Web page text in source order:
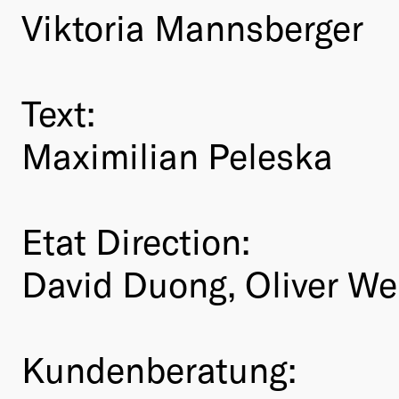
Viktoria Mannsberger
Text:
Maximilian Peleska
Etat Direction:
David Duong, Oliver
Kundenberatung: